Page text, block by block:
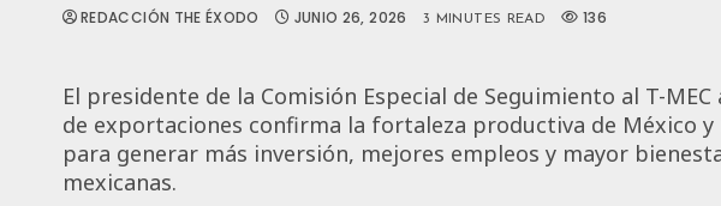
REDACCIÓN THE ÉXODO JUNIO 26, 2026 3 MINUTES READ 136
El presidente de la Comisión Especial de Seguimiento al T-
de exportaciones confirma la fortaleza productiva de México
para generar más inversión, mejores empleos y mayor
mexicanas.